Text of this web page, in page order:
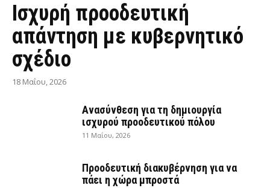
Ισχυρή προοδευτική
απάντηση με κυβερνητικό
σχέδιο
18 Μαΐου, 2026
Ανασύνθεση για τη δημιουργία
ισχυρού προοδευτικού πόλου
11 Μαΐου, 2026
Προοδευτική διακυβέρνηση για να
πάει η χώρα μπροστά